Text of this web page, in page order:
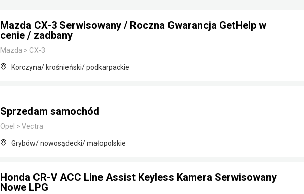
Mazda CX-3 Serwisowany / Roczna Gwarancja GetHelp w
cenie / zadbany
Mazda > CX-3
Korczyna/ krośnieński/ podkarpackie
Sprzedam samochód
Opel > Vectra
Grybów/ nowosądecki/ małopolskie
Honda CR-V ACC Line Assist Keyless Kamera Serwisowany
Nowe LPG